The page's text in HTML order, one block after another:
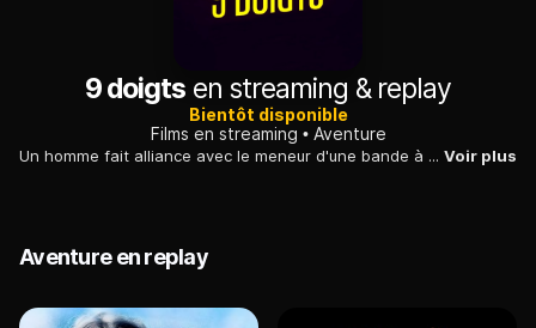
9 doigts en streaming & replay
Bientôt disponible
Films en streaming
Aventure
Un homme fait alliance avec le meneur d'une bande à qui il a dérobé un magot. Ensemble, ils montent à bord d'un navire conduit par un mystérieux capitaine... Voir plus
Aventure en replay